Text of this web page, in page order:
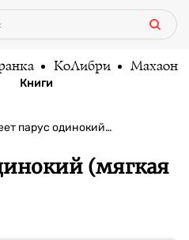
КоЛибри Махаон
Книги
парус одинокий…
(мягкая